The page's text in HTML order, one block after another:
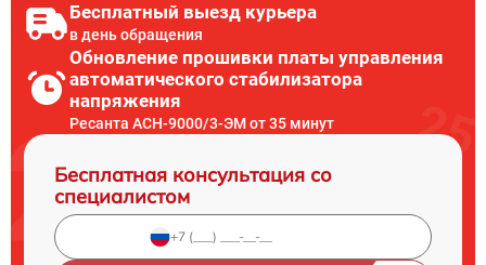
Бесплатный выезд курьера
в день обращения
Обновление прошивки платы управления
автоматического стабилизатора
напряжения
Ресанта АСН-9000/3-ЭМ от 35 минут
Бесплатная консультация со
специалистом